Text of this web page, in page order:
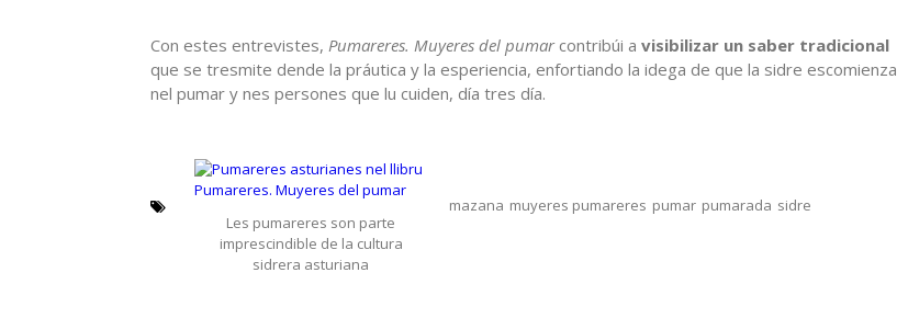
Con estes entrevistes, Pumareres. Muyeres del pumarcontribúi a visibilizar un saber tradicional
que se tresmite dende la práutica y la esperiencia, enfortiando la idega de que la sidre escomienza
nel pumar y nes persones que lu cuiden, día tres día.
Les pumareres son parte
imprescindible de la cultura
sidrera asturiana
mazana muyeres pumareres pumar pumarada sidre